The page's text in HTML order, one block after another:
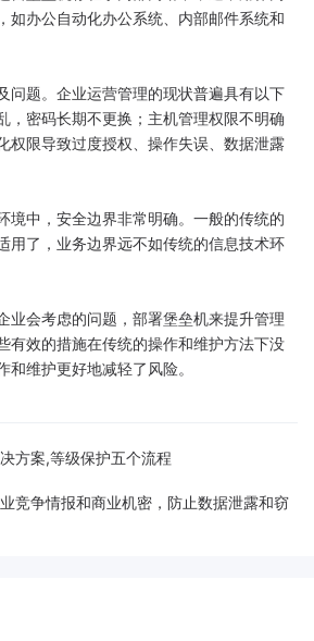
如办公自动化办公系统、内部邮件系统和
题。企业运营管理的现状普遍具有以下
，密码长期不更换；主机管理权限不明确
权限导致过度授权、操作失误、数据泄露
中，安全边界非常明确。一般的传统的
用了，业务边界远不如传统的信息技术环
会考虑的问题，部署堡垒机来提升管理
有效的措施在传统的操作和维护方法下没
维护更好地减轻了风险。
方案,等级保护五个流程
竞争情报和商业机密，防止数据泄露和窃